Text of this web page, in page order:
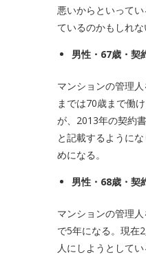
悪いからといって
ているのかもしれな
男性・ 67歳・契
マンションの管理
までは70歳まで働
が、2013年の契約
と記載するように
めになる。
男性・ 68歳・契
マンションの管理
で5年になる。現在
人にしようとして